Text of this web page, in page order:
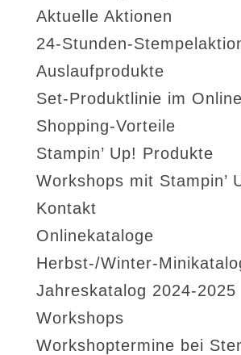
Aktuelle Aktionen
24-Stunden-
Auslaufprodukte
Set-Produktlinie im
Shopping-Vorteile
Stampin’ Up! Produkte
Workshops mit Stampin’
Kontakt
Onlinekataloge
Herbst-/Winter-
Jahreskatalog 2024-2025
Workshops
Workshoptermine bei